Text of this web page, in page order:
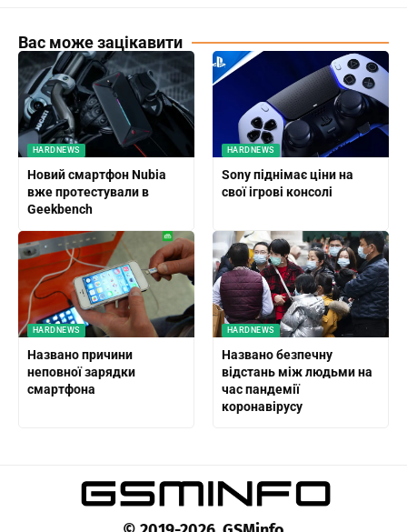
Вас може зацікавити
HARDNEWS
Новий смартфон Nubia
вже протестували в
Geekbench
HARDNEWS
Sony піднімає ціни на
свої ігрові консолі
HARDNEWS
Названо причини
неповної зарядки
смартфона
HARDNEWS
Названо безпечну
відстань між людьми на
час пандемії
коронавірусу